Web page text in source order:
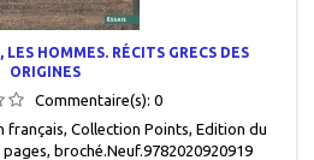
LES HOMMES. RÉCITS GRECS DES
ORIGINES
Commentaire(s): 0
français, Collection Points, Edition du
pages, broché.Neuf.9782020920919